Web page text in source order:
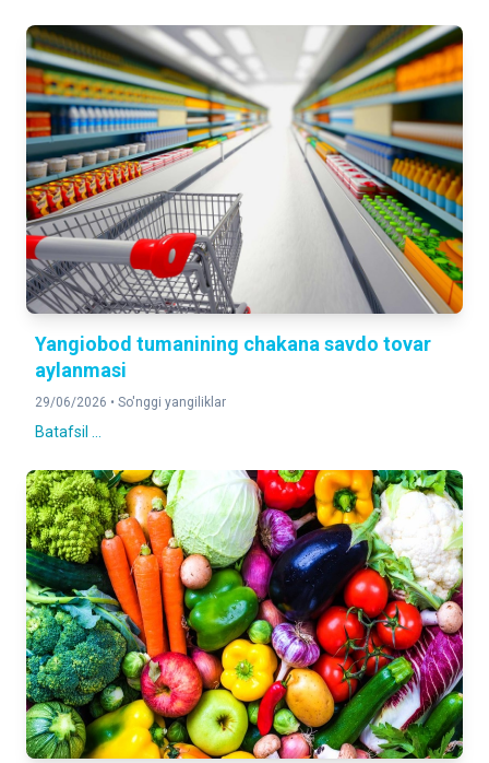
Yangiobod tumanining chakana savdo tovar
aylanmasi
29/06/2026 • So'nggi yangiliklar
Batafsil ...